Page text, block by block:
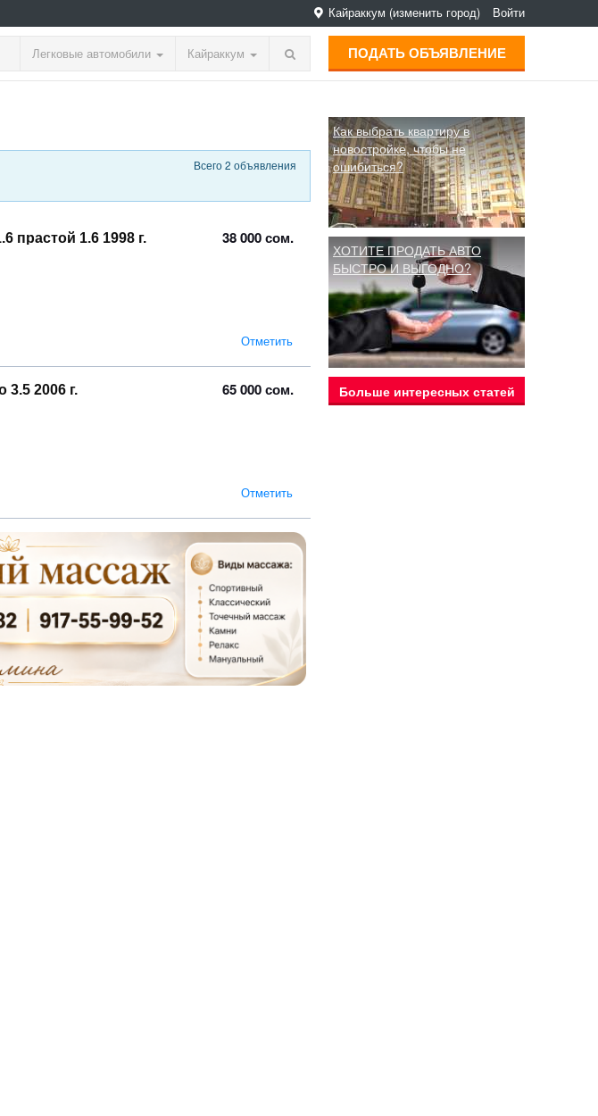
Кайраккум (изменить город) Войти
Легковые автомобили Кайраккум ПОДАТЬ ОБЪЯВЛЕНИЕ
Всего 2 объявления
38 000 сом.
прастой 1.6 1998 г.
Отметить
65 000 сом.
3.5 2006 г.
Отметить
Как выбрать квартиру в
новостройке, чтобы не
ошибиться?
ХОТИТЕ ПРОДАТЬ АВТО
БЫСТРО И ВЫГОДНО?
Больше интересных статей